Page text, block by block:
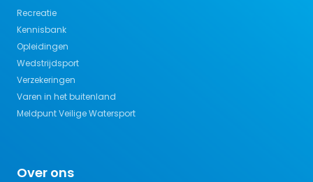
Recreatie
Kennisbank
Opleidingen
Wedstrijdsport
Verzekeringen
Varen in het buitenland
Meldpunt Veilige Watersport
Over ons